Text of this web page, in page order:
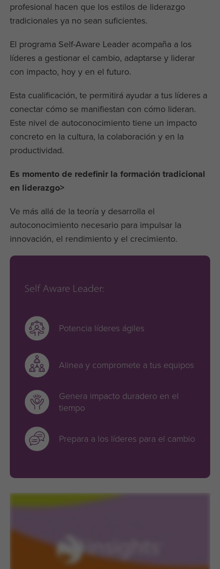
profesional hacen que los estilos de liderazgo
tradicionales ya no sean suficientes.
El programa Self-Aware Leader acompaña a los
líderes a gestionar el cambio, adaptarse y liderar
con impacto, hoy y en el futuro.
Esta cualificación, te permitirá ayudar a tus líderes a
conectar cómo se manifiestan con cómo lideran.
Este nivel de autoconocimiento tiene un impacto
concreto en la cultura, la colaboración y en la
productividad.
Es momento de redefinir la formación tradicional
en liderazgo>
Ve más allá de la teoría y desarrolla el
autoconocimiento necesario para impulsar la
innovación, el rendimiento y el crecimiento.
Self Aware Leader:
Potencia líderes ágiles
Alinea y compromete a tus equipos
Genera impacto duradero en el
tiempo
Prepara a los líderes para el cambio